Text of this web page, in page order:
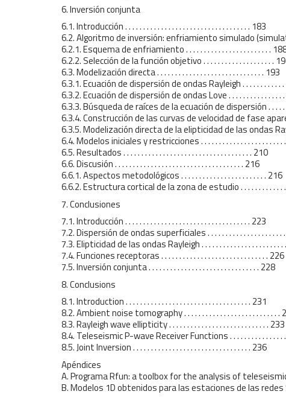
6. Inversión conjunta
6.1. Introducción . . . . . . . . . . . . . . . . . . . . . . . . . . . . . . . . . . . 183
6.2. Algoritmo de inversión: enfriamiento simulado
6.2.1. Esquema de enfriamiento . . . . . . . . . . . . . . . . . . . . . . . .
6.2.2. Selección de la función objetivo . . . . . . . . . . . . . . . . . . . .
6.3. Modelización directa . . . . . . . . . . . . . . . . . . . . . . . . . . . . . . 193
6.3.1. Ecuación de dispersión de ondas Rayleigh . . . . . . . . . . . .
6.3.2. Ecuación de dispersión de ondas Love . . . . . . . . . . . . . . .
6.3.3. Búsqueda de raíces de la ecuación de dispersión . . . . .
6.3.4. Construcción de las curvas de velocidad de fase
6.3.5. Modelización directa de la elipticidad de las ondas
6.4. Modelos iniciales y restricciones . . . . . . . . . . . . . . . . . . . . . . .
6.5. Resultados . . . . . . . . . . . . . . . . . . . . . . . . . . . . . . . . . . . . 210
6.6. Discusión . . . . . . . . . . . . . . . . . . . . . . . . . . . . . . . . . . . . 216
6.6.1. Aspectos metodológicos . . . . . . . . . . . . . . . . . . . . . . . . 216
6.6.2. Estructura cortical de la zona de estudio . . . . . . . . . . . .
7. Conclusiones
7.1. Introducción . . . . . . . . . . . . . . . . . . . . . . . . . . . . . . . . . . . 223
7.2. Dispersión de ondas superficiales . . . . . . . . . . . . . . . . . . . . .
7.3. Elipticidad de las ondas Rayleigh . . . . . . . . . . . . . . . . . . . . . .
7.4. Funciones receptoras . . . . . . . . . . . . . . . . . . . . . . . . . . . . . . 226
7.5. Inversión conjunta . . . . . . . . . . . . . . . . . . . . . . . . . . . . . . . 228
8. Conclusions
8.1. Introduction . . . . . . . . . . . . . . . . . . . . . . . . . . . . . . . . . . . 231
8.2. Ambient noise tomography . . . . . . . . . . . . . . . . . . . . . . . . . . .
8.3. Rayleigh wave ellipticity . . . . . . . . . . . . . . . . . . . . . . . . . . . . 233
8.4. Teleseismic P-wave Receiver Functions . . . . . . . . . . . . . . .
8.5. Joint Inversion . . . . . . . . . . . . . . . . . . . . . . . . . . . . . . . . . 236
Apéndices
A. Programa Rfun: a toolbox for the analysis of
B. Modelos 1D obtenidos para las estaciones de las redes